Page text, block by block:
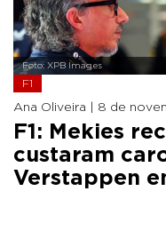
Foto: XPB Images
F1
Ana Oliveira | 8 de
F1: Mekies
custaram
Verstappen